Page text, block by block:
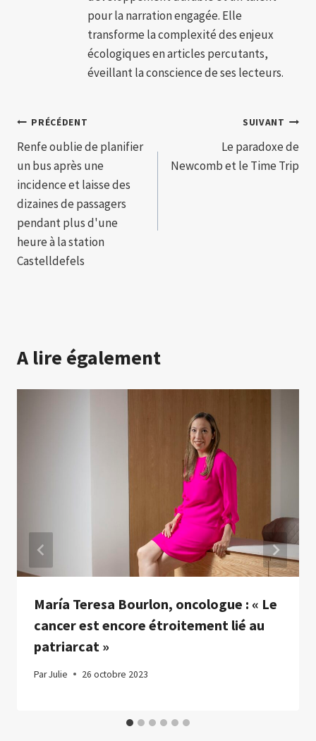
pour la narration engagée. Elle
transforme la complexité des enjeux
écologiques en articles percutants,
éveillant la conscience de ses lecteurs.
Navigation
de
l’article
PRÉCÉDENT
Renfe oublie de planifier
un bus après une
incidence et laisse des
dizaines de passagers
pendant plus d'une
heure à la station
Castelldefels
SUIVANT
Le paradoxe de
Newcomb et le Time Trip
A lire également
María Teresa Bourlon, oncologue : « Le
cancer est encore étroitement lié au
patriarcat »
ParJulie 26 octobre 2023